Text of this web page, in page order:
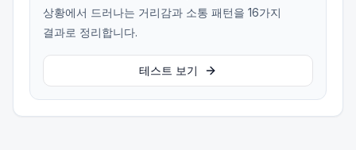
상황에서 드러나는 거리감과 소통 패턴을 16가지
결과로 정리합니다.
테스트 보기